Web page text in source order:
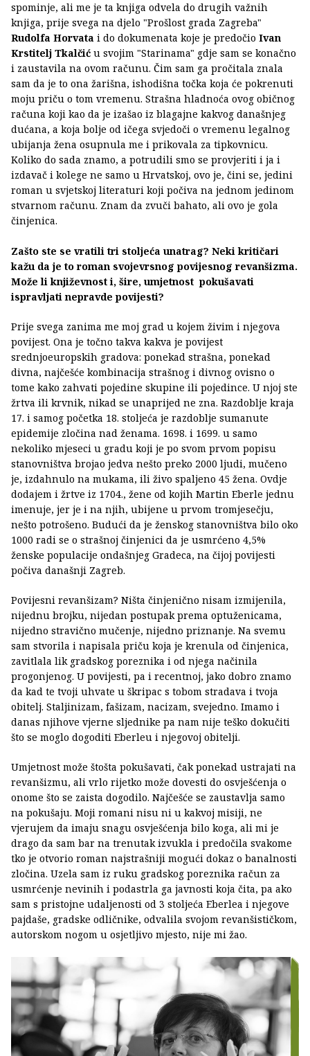
spominje, ali me je ta knjiga odvela do drugih važnih
knjiga, prije svega na djelo "Prošlost grada Zagreba"
Rudolfa Horvata i do dokumenata koje je predočio Ivan
Krstitelj Tkalčić u svojim "Starinama" gdje sam se konačno
i zaustavila na ovom računu. Čim sam ga pročitala znala
sam da je to ona žarišna, ishodišna točka koja će pokrenuti
moju priču o tom vremenu. Strašna hladnoća ovog običnog
računa koji kao da je izašao iz blagajne kakvog današnjeg
dućana, a koja bolje od ičega svjedoči o vremenu legalnog
ubijanja žena osupnula me i prikovala za tipkovnicu.
Koliko do sada znamo, a potrudili smo se provjeriti i ja i
izdavač i kolege ne samo u Hrvatskoj, ovo je, čini se, jedini
roman u svjetskoj literaturi koji počiva na jednom jedinom
stvarnom računu. Znam da zvuči bahato, ali ovo je gola
činjenica.
Zašto ste se vratili tri stoljeća unatrag? Neki kritičari
kažu da je to roman svojevrsnog povijesnog revanšizma.
Može li književnost i, šire, umjetnost pokušavati
ispravljati nepravde povijesti?
Prije svega zanima me moj grad u kojem živim i njegova
povijest. Ona je točno takva kakva je povijest
srednjoeuropskih gradova: ponekad strašna, ponekad
divna, najčešće kombinacija strašnog i divnog ovisno o
tome kako zahvati pojedine skupine ili pojedince. U njoj ste
žrtva ili krvnik, nikad se unaprijed ne zna. Razdoblje kraja
17. i samog početka 18. stoljeća je razdoblje sumanute
epidemije zločina nad ženama. 1698. i 1699. u samo
nekoliko mjeseci u gradu koji je po svom prvom popisu
stanovništva brojao jedva nešto preko 2000 ljudi, mučeno
je, izdahnulo na mukama, ili živo spaljeno 45 žena. Ovdje
dodajem i žrtve iz 1704., žene od kojih Martin Eberle jednu
imenuje, jer je i na njih, ubijene u prvom tromjesečju,
nešto potrošeno. Budući da je ženskog stanovništva bilo oko
1000 radi se o strašnoj činjenici da je usmrćeno 4,5%
ženske populacije ondašnjeg Gradeca, na čijoj povijesti
počiva današnji Zagreb.
Povijesni revanšizam? Ništa činjenično nisam izmijenila,
nijednu brojku, nijedan postupak prema optuženicama,
nijedno stravično mučenje, nijedno priznanje. Na svemu
sam stvorila i napisala priču koja je krenula od činjenica,
zavitlala lik gradskog poreznika i od njega načinila
progonjenog. U povijesti, pa i recentnoj, jako dobro znamo
da kad te tvoji uhvate u škripac s tobom stradava i tvoja
obitelj. Staljinizam, fašizam, nacizam, svejedno. Imamo i
danas njihove vjerne sljednike pa nam nije teško dokučiti
što se moglo dogoditi Eberleu i njegovoj obitelji.
Umjetnost može štošta pokušavati, čak ponekad ustrajati na
revanšizmu, ali vrlo rijetko može dovesti do osvješćenja o
onome što se zaista dogodilo. Najčešće se zaustavlja samo
na pokušaju. Moji romani nisu ni u kakvoj misiji, ne
vjerujem da imaju snagu osvješćenja bilo koga, ali mi je
drago da sam bar na trenutak izvukla i predočila svakome
tko je otvorio roman najstrašniji mogući dokaz o banalnosti
zločina. Uzela sam iz ruku gradskog poreznika račun za
usmrćenje nevinih i podastrla ga javnosti koja čita, pa ako
sam s pristojne udaljenosti od 3 stoljeća Eberlea i njegove
pajdaše, gradske odličnike, odvalila svojom revanšističkom,
autorskom nogom u osjetljivo mjesto, nije mi žao.